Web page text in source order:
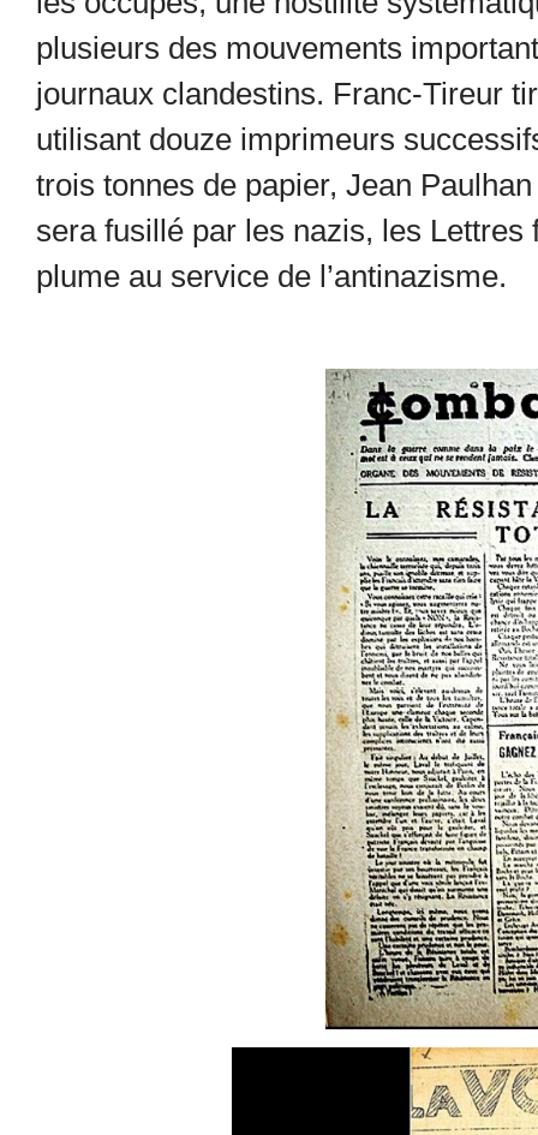
plusieurs des mouvements
journaux clandestins. Franc-Tireur
utilisant douze imprimeurs
trois tonnes de papier, Jean
sera fusillé par les nazis, les
plume au service de l’antinazisme.